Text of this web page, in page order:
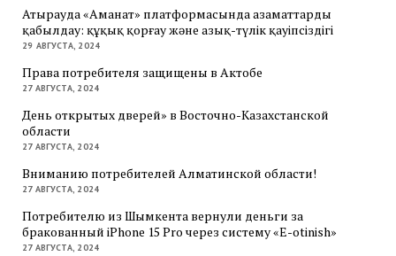
Атырауда «Аманат» платформасында азаматтарды
қабылдау: құқық қорғау және азық-түлік қауіпсіздігі
29 АВГУСТА, 2024
Права потребителя защищены в Актобе
27 АВГУСТА, 2024
День открытых дверей» в Восточно-Казахстанской
области
27 АВГУСТА, 2024
Вниманию потребителей Алматинской области!
27 АВГУСТА, 2024
Потребителю из Шымкента вернули деньги за
бракованный iPhone 15 Pro через систему «E-otinish»
27 АВГУСТА, 2024